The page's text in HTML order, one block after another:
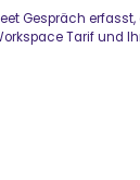
Gespräch
Tarif und